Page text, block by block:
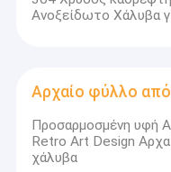
Ανοξείδωτο Χάλυβα
Αρχαίο φύλλο
Προσαρμοσμένη υφή
Retro Art Design
χάλυβα